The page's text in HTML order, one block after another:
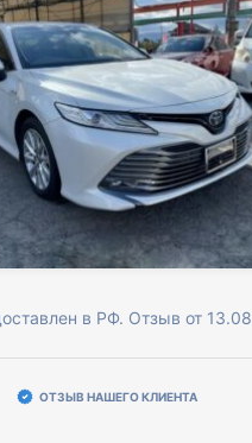
в РФ. Отзыв от
ОТЗЫВ НАШЕГО КЛИЕНТА